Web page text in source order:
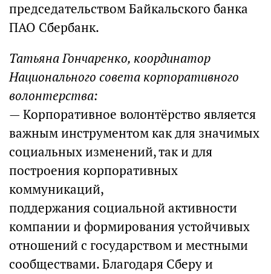
председательством Байкальского банка
ПАО Сбербанк.
Татьяна Гончаренко, координатор
Национального совета корпоративного
волонтерства:
— Корпоративное волонтёрство является
важным инструментом как для значимых
социальных изменений, так и для
построения корпоративных
коммуникаций,
поддержания социальной активности
компании и формирования устойчивых
отношений с государством и местными
сообществами. Благодаря Сберу и